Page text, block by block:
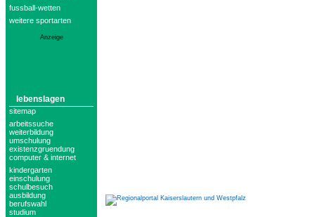
fussball-wetten
weitere sportarten
Anzeige
lebenslagen
sitemap
arbeitssuche
weiterbildung
umschulung
existenzgruendung
computer & internet
kindergarten
einschulung
schulbesuch
ausbildung
berufswahl
studium